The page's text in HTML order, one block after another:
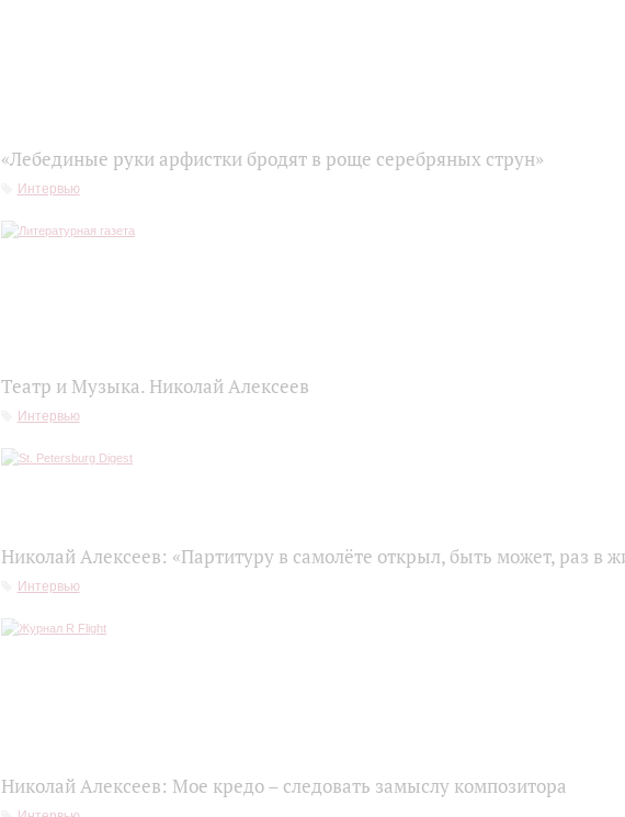
«Лебединые руки арфистки бродят в роще серебряных струн»
Интервью
Театр и Музыка. Николай Алексеев
Интервью
Николай Алексеев: «Партитуру в самолёте открыл, быть может, раз в
Интервью
Николай Алексеев: Мое кредо – следовать замыслу композитора